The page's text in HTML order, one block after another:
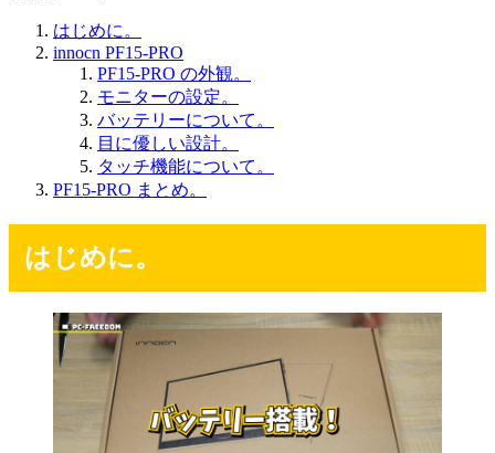
はじめに。
innocn PF15-PRO
PF15-PRO の外観。
モニターの設定。
バッテリーについて。
目に優しい設計。
タッチ機能について。
PF15-PRO まとめ。
はじめに。